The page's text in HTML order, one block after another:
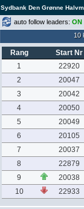
Sydbank Den Grønne
auto follow leaders: ON
10
Rang Start Nr
1
22920
2
20047
3
20042
4
20050
5
20049
6
20105
7
20037
8
22879
9
20038
10
22933